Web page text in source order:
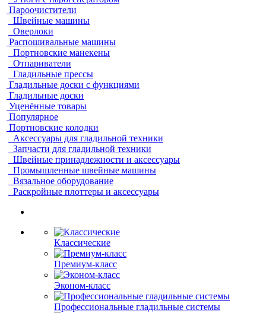
Пароочистители
Швейные машины
Оверлоки
Распошивальные машины
Портновские манекены
Отпариватели
Гладильные прессы
Гладильные доски с функциями
Гладильные доски
Уценённые товары
Популярное
Портновские колодки
Аксессуары для гладильной техники
Запчасти для гладильной техники
Швейные принадлежности и аксессуары
Промышленные швейные машины
Вязальное оборудование
Раскройные плоттеры и аксессуары
Классические
Премиум-класс
Эконом-класс
Профессиональные гладильные системы